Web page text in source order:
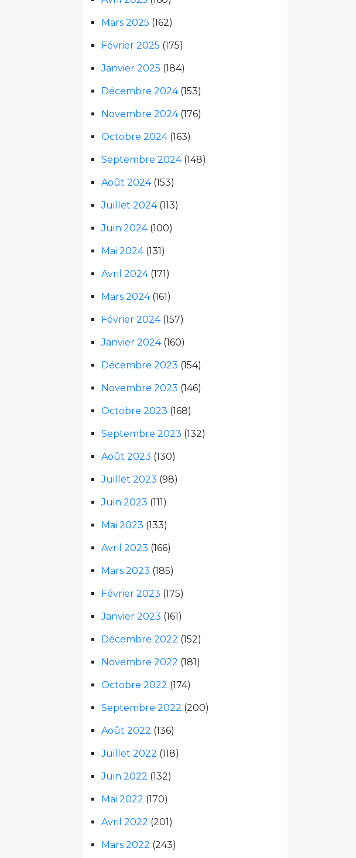
Mars 2025 (162)
Février 2025 (175)
Janvier 2025 (184)
Décembre 2024(153)
Novembre 2024(176)
Octobre 2024(163)
Septembre 2024(148)
Août 2024(153)
Juillet 2024(113)
Juin 2024(100)
Mai 2024(131)
Avril 2024(171)
Mars 2024(161)
Février 2024(157)
Janvier 2024(160)
Décembre 2023 (154)
Novembre 2023 (146)
Octobre 2023 (168)
Septembre 2023 (132)
Août 2023 (130)
Juillet 2023 (98)
Juin 2023 (111)
Mai 2023 (133)
Avril 2023 (166)
Mars 2023 (185)
Février 2023 (175)
Janvier 2023 (161)
Décembre 2022 (152)
Novembre 2022 (181)
Octobre 2022 (174)
Septembre 2022 (200)
Août 2022 (136)
Juillet 2022 (118)
Juin 2022 (132)
Mai 2022 (170)
Avril 2022 (201)
Mars 2022 (243)